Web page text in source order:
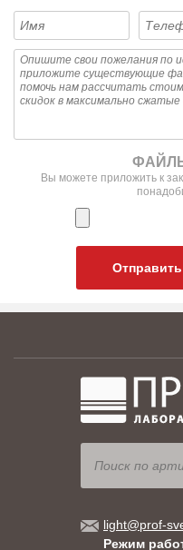
Вы можете приложить к
Отправить
light@prof-
Режим